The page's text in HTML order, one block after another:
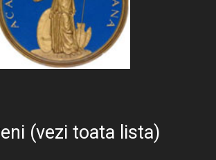
(vezi toata lista)